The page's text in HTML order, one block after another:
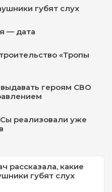
губят слух
— дата
«Тропы
героям СВО
реализовали уже
рассказала, какие
губят слух